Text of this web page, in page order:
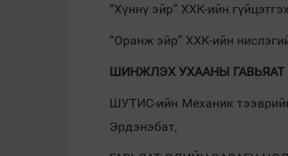
“Хүннү эйр” ХХК-ийн
“Оранж эйр” ХХК-ийн
ШИНЖЛЭХ УХААНЫ
ШУТИС-ийн Механик
Эрдэнэбат,